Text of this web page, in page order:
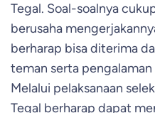
Tegal. Soal-soalnya
berusaha
berharap bisa diterima
teman serta pengalaman
Melalui pelaksanaan
Tegal berharap dapat